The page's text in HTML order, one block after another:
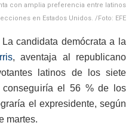
con amplia preferencia entre latinos
en Estados Unidos. /Foto: EFE
candidata demócrata a la
, aventaja al republicano
latinos de los siete
el 56 % de los
el expresidente, según
martes.